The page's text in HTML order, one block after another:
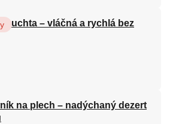
buchta – vláčná a rychlá bez
na plech – nadýchaný dezert